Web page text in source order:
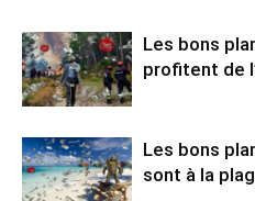
Les bons
profitent de
Les bons
sont à la